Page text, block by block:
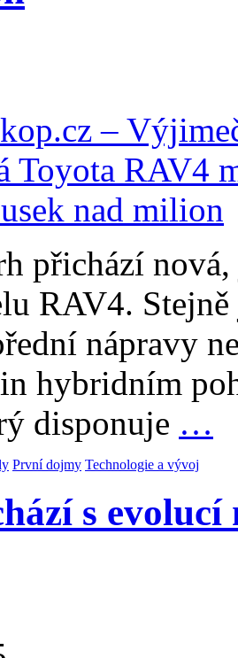
přichází
RAV4.
nápravy
hybridním
disponuje …
První dojmy Technologie a vývoj
s evolucí